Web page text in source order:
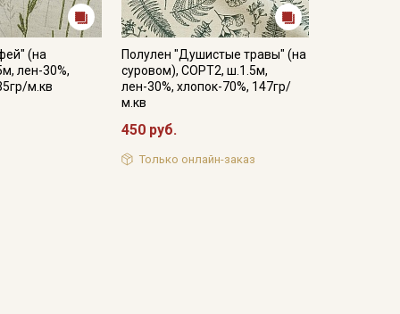
(на
лен-30%,
м.кв
Полулен "Душистые травы" (на
суровом), СОРТ2, ш.1.5м,
лен-30%, хлопок-70%, 147гр/
м.кв
450 руб.
Только онлайн-заказ